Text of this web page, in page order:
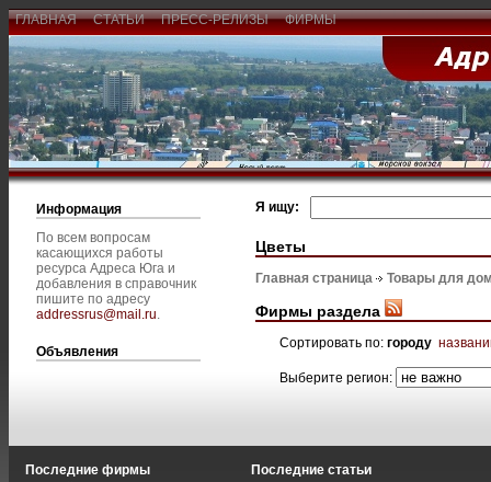
ГЛАВНАЯ СТАТЬИ ПРЕСС-РЕЛИЗЫ ФИРМЫ
Информация
По всем вопросам
касающихся работы
ресурса Адреса Юга и
добавления в справочник
пишите по адресу
addressrus@mail.ru.
Объявления
Я ищу:
Цветы
Главная страница Товары для
Фирмы раздела
Сортировать по: городу
Выберите регион:
Последние фирмы Последние статьи